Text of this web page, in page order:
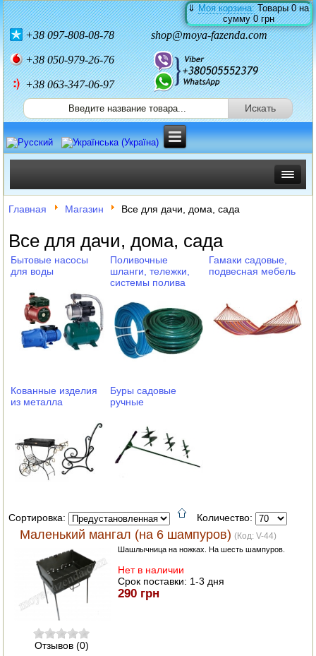
⇓Моя корзина:Товары0на
сумму0 грн
+38097-808-08-78 shop@moya-fazenda.com
+38050-979-26-76
+38 063-347-06-97
ИНКУБАТОРЫ
КОРМОРЕЗКИ
СОЛОМОРЕЗКИ
АВТОКЛАВЫ
ДЛЯ ОГОРОДА
СЕПАРАТОРЫ И МАСЛОБОЙКИ
СЫРОВАРНИ
ШИНКОВКИ
ОБОГРЕВАТЕЛИ
ДРОВОКОЛЫ
ГАЗОВЫЕ БАЛЛОНЫ
НАСТОЛЬНЫЕ ПЛИТЫ
ЭЛЕКТРО И БЕНЗО ИНСТРУМЕНТ
Главная Магазин Все для дачи, дома, сада
Все для дачи, дома, сада
Бытовые насосы
для воды
Поливочные
шланги, тележки,
системы полива
Гамаки садовые,
подвесная мебель
Кованные изделия
из металла
Буры садовые
ручные
Сортировка: Количество:
Маленький мангал (на 6 шампуров) (Код: V-44)
Отзывов (0)
Шашлычница на ножках. На шесть шампуров.
Нет в наличии
Срок поставки: 1-3 дня
290 грн